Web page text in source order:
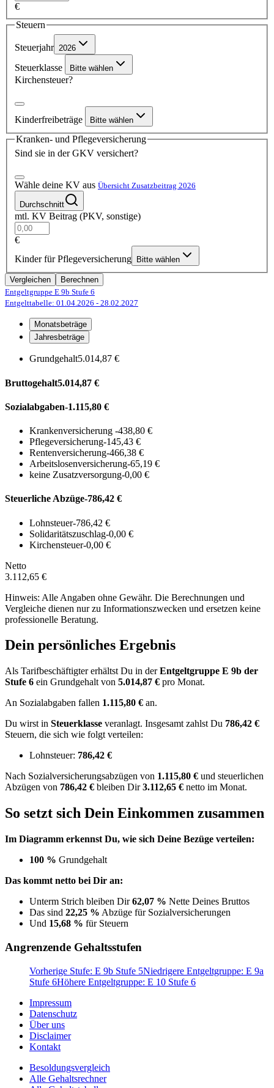
€
Steuern
Steuerjahr 2026
Steuerklasse Bitte wählen
Kirchensteuer?
Kinderfreibeträge Bitte wählen
Kranken- und Pflegeversicherung
Sind sie in der GKV versichert?
Wähle deine KV aus Übersicht Zusatzbeitrag 2026
Durchschnitt
mtl. KV Beitrag (PKV, sonstige)
€
Kinder für Pflegeversicherung
Bitte wählen
Vergleichen
Berechnen
Entgeltgruppe E 9b Stufe 6
Entgelttabelle: 01.04.2026 - 28.02.2027
Monatsbeträge
Jahresbeträge
Grundgehalt5.014,87 €
Bruttogehalt5.014,87 €
Sozialabgaben-1.115,80 €
Krankenversicherung -438,80 €
Pflegeversicherung-145,43 €
Rentenversicherung-466,38 €
Arbeitslosenversicherung-65,19 €
keine Zusatzversorgung-0,00 €
Steuerliche Abzüge-786,42 €
Lohnsteuer-786,42 €
Solidaritätszuschlag-0,00 €
Kirchensteuer-0,00 €
Netto
3.112,65 €
Hinweis: Alle Angaben ohne Gewähr. Die Berechnungen und
Vergleiche dienen nur zu Informationszwecken und ersetzen keine
professionelle Beratung.
Dein persönliches Ergebnis
Als Tarifbeschäftigter erhältst Du in derEntgeltgruppe E 9b der
Stufe 6 ein Grundgehalt von 5.014,87 € pro Monat.
An Sozialabgaben fallen 1.115,80 € an.
Du wirst in Steuerklasse veranlagt. Insgesamt zahlst Du 786,42 €
Steuern, die sich wie folgt verteilen:
Lohnsteuer: 786,42 €
Nach Sozialversicherungsabzügen von 1.115,80 € und steuerlichen
Abzügen von 786,42 € bleiben Dir3.112,65 € netto im Monat.
So setzt sich Dein Einkommen zusammen
Im Diagramm erkennst Du, wie sich Deine Bezüge verteilen:
100 % Grundgehalt
Das kommt netto bei Dir an:
Unterm Strich bleiben Dir62,07 % Nette Deines Bruttos
Das sind 22,25 % Abzüge für Sozialversicherungen
Und 15,68 % für Steuern
Angrenzende Gehaltsstufen
Vorherige Stufe: E 9b Stufe 5Niedrigere Entgeltgruppe: E 9a
Stufe 6Höhere Entgeltgruppe: E 10 Stufe 6
Impressum
Datenschutz
Über uns
Disclaimer
Kontakt
Besoldungsvergleich
Alle Gehaltsrechner